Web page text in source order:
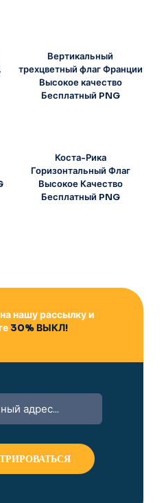
Вертикальный
трехцветный флаг Франции
Высокое качество
Бесплатный PNG
Коста-Рика
Горизонтальный Флаг
Высокое Качество
Бесплатный PNG
нашу рассылку и
30% ВЫКЛ!